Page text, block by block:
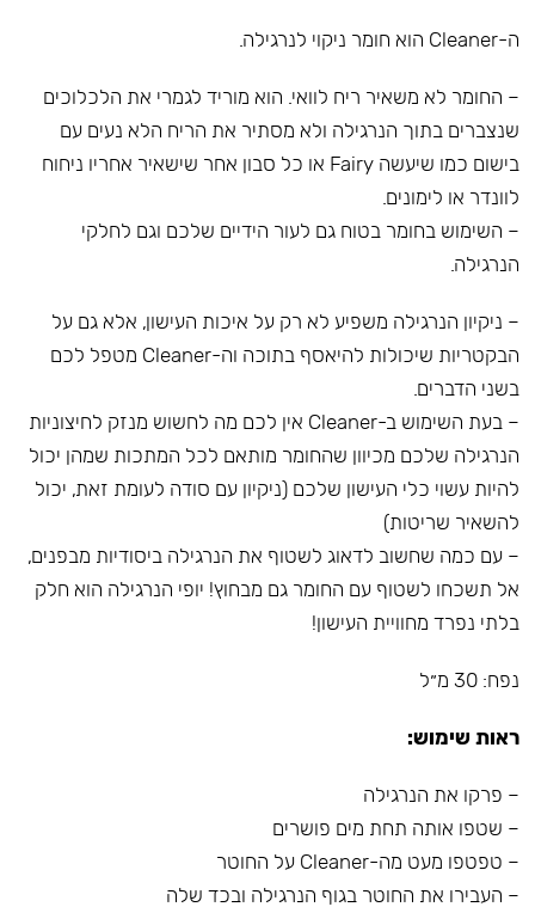
ה-Cleaner הוא חומר ניקוי לנרגילה.
– החומר לא משאיר ריח לוואי. הוא מוריד לגמרי את הלכלוכים
שנצברים בתוך הנרגילה ולא מסתיר את הריח הלא נעים עם
בישום כמו שיעשה Fairy או כל סבון אחר שישאיר אחריו ניחוח
לוונדר או לימונים.
– השימוש בחומר בטוח גם לעור הידיים שלכם וגם לחלקי
הנרגילה.
– ניקיון הנרגילה משפיע לא רק על איכות העישון, אלא גם על
הבקטריות שיכולות להיאסף בתוכה וה-Cleaner מטפל לכם
בשני הדברים.
– בעת השימוש ב-Cleaner אין לכם מה לחשוש מנזק לחיצוניות
הנרגילה שלכם מכיוון שהחומר מותאם לכל המתכות שמהן יכול
להיות עשוי כלי העישון שלכם (ניקיון עם סודה לעומת זאת, יכול
להשאיר שריטות)
– עם כמה שחשוב לדאוג לשטוף את הנרגילה ביסודיות מבפנים,
אל תשכחו לשטוף עם החומר גם מבחוץ! יופי הנרגילה הוא חלק
בלתי נפרד מחוויית העישון!
נפח: 30 מ״ל
ראות שימוש:
– פרקו את הנרגילה
– שטפו אותה תחת מים פושרים
– טפטפו מעט מה-Cleaner על החוטר
– העבירו את החוטר בגוף הנרגילה ובכד שלה